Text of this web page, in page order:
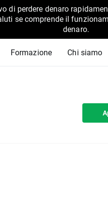
di perdere denaro
se comprende il
denaro.
Formazione Chi siamo